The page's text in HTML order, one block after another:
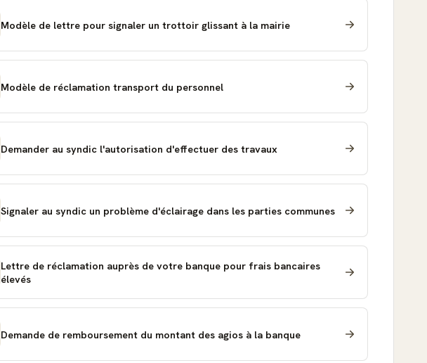
Modèle de lettre pour signaler un trottoir glissant à la mairie
Modèle de réclamation transport du personnel
Demander au syndic l'autorisation d'effectuer des travaux
Signaler au syndic un problème d'éclairage dans les parties communes
Lettre de réclamation auprès de votre banque pour frais bancaires
élevés
Demande de remboursement du montant des agios à la banque